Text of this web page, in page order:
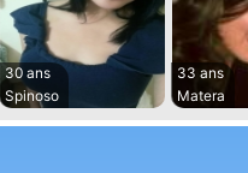
30 ans
Spinoso
33 ans
Matera